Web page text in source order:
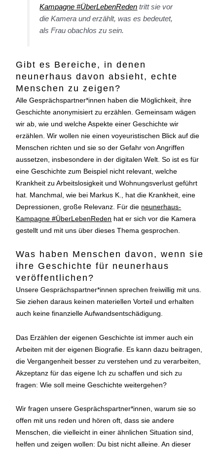
Kampagne #ÜberLebenReden tritt sie vor
die Kamera und erzählt, was es bedeutet,
als Frau obachlos zu sein.
Gibt es Bereiche, in denen
neunerhaus davon absieht, echte
Menschen zu zeigen?
Alle Gesprächspartner*innen haben die Möglichkeit, ihre
Geschichte anonymisiert zu erzählen. Gemeinsam wägen
wir ab, wie und welche Aspekte einer Geschichte wir
erzählen. Wir wollen nie einen voyeuristischen Blick auf die
Menschen richten und sie so der Gefahr von Angriffen
aussetzen, insbesondere in der digitalen Welt. So ist es für
eine Geschichte zum Beispiel nicht relevant, welche
Krankheit zu Arbeitslosigkeit und Wohnungsverlust geführt
hat. Manchmal, wie bei Markus K., hat die Krankheit, eine
Depressionen, große Relevanz. Für die neunerhaus-
Kampagne #ÜberLebenReden hat er sich vor die Kamera
gestellt und mit uns über dieses Thema gesprochen.
Was haben Menschen davon, wenn sie
ihre Geschichte für neunerhaus
veröffentlichen?
Unsere Gesprächspartner*innen sprechen freiwillig mit uns.
Sie ziehen daraus keinen materiellen Vorteil und erhalten
auch keine finanzielle Aufwandsentschädigung.
Das Erzählen der eigenen Geschichte ist immer auch ein
Arbeiten mit der eigenen Biografie. Es kann dazu beitragen,
die Vergangenheit besser zu verstehen und zu verarbeiten,
Akzeptanz für das eigene Ich zu schaffen und sich zu
fragen: Wie soll meine Geschichte weitergehen?
Wir fragen unsere Gesprächspartner*innen, warum sie so
offen mit uns reden und hören oft, dass sie andere
Menschen, die vielleicht in einer ähnlichen Situation sind,
helfen und zeigen wollen: Du bist nicht alleine. An dieser